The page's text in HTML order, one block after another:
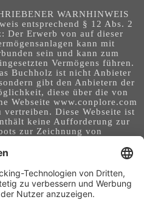
WARNHINWEIS
entsprechend § 12 Abs. 2
Der Erwerb von auf dieser
kann mit
sein und kann zum
Vermögens führen.
Buchholz ist nicht Anbieter
gibt den Anbietern der
diese über die von
Webseite www.conplore.com
vertreiben. Diese Webseite ist
keine Aufforderung zur
zur Zeichnung von
Webseite richtet sich an ein
Sie stellt keine Beratung,
Steuerberatung,
Empfehlung dar - es
die in auf dieser Webseite
Anlagemöglichkeiten,